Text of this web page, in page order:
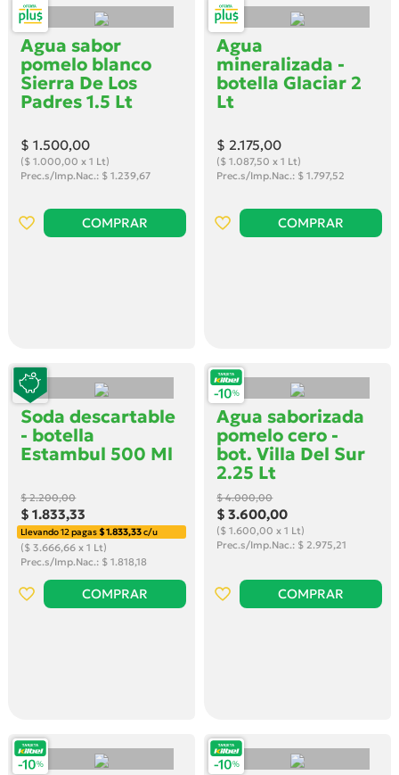
Agua sabor
pomelo blanco
Sierra De Los
Padres 1.5 Lt
$ 1.500,00
($ 1.000,00 x 1 Lt)
Prec.s/Imp.Nac.: $ 1.239,67
COMPRAR
Agua
mineralizada -
botella Glaciar 2
Lt
$ 2.175,00
($ 1.087,50 x 1 Lt)
Prec.s/Imp.Nac.: $ 1.797,52
COMPRAR
Soda descartable
- botella
Estambul 500 Ml
$ 2.200,00
$ 1.833,33
Llevando 12 pagas $ 1.833,33c/u
($ 3.666,66 x 1 Lt)
Prec.s/Imp.Nac.: $ 1.818,18
COMPRAR
Agua saborizada
pomelo cero -
bot. Villa Del Sur
2.25 Lt
$ 4.000,00
$ 3.600,00
($ 1.600,00 x 1 Lt)
Prec.s/Imp.Nac.: $ 2.975,21
COMPRAR